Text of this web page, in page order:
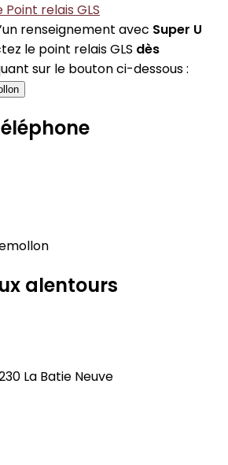
relais GLS
renseignement avec Super U
le point relais GLS dès
sur le bouton ci-dessous :
alentours
La Batie Neuve